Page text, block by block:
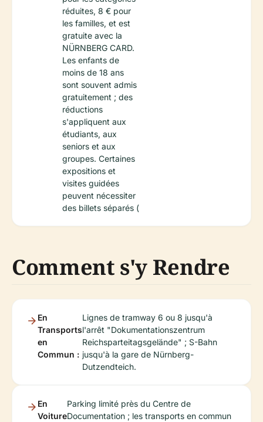
réduites, 8 € pour
les familles, et est
gratuite avec la
NÜRNBERG CARD.
Les enfants de
moins de 18 ans
sont souvent admis
gratuitement ; des
réductions
s'appliquent aux
étudiants, aux
seniors et aux
groupes. Certaines
expositions et
visites guidées
peuvent nécessiter
des billets séparés (
Comment s'y Rendre
En
Transports
en
Commun :
Lignes de tramway 6 ou 8 jusqu'à
l'arrêt "Dokumentationszentrum
Reichsparteitagsgelände" ; S-Bahn
jusqu'à la gare de Nürnberg-
Dutzendteich.
En
Voiture
Parking limité près du Centre de
Documentation ; les transports en commun